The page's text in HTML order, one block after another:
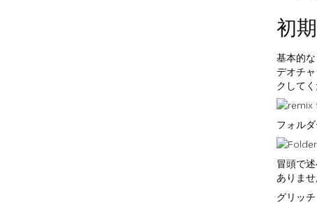
初
基本的
デオチ
クして
フォル
冒頭で
ありま
グリッ